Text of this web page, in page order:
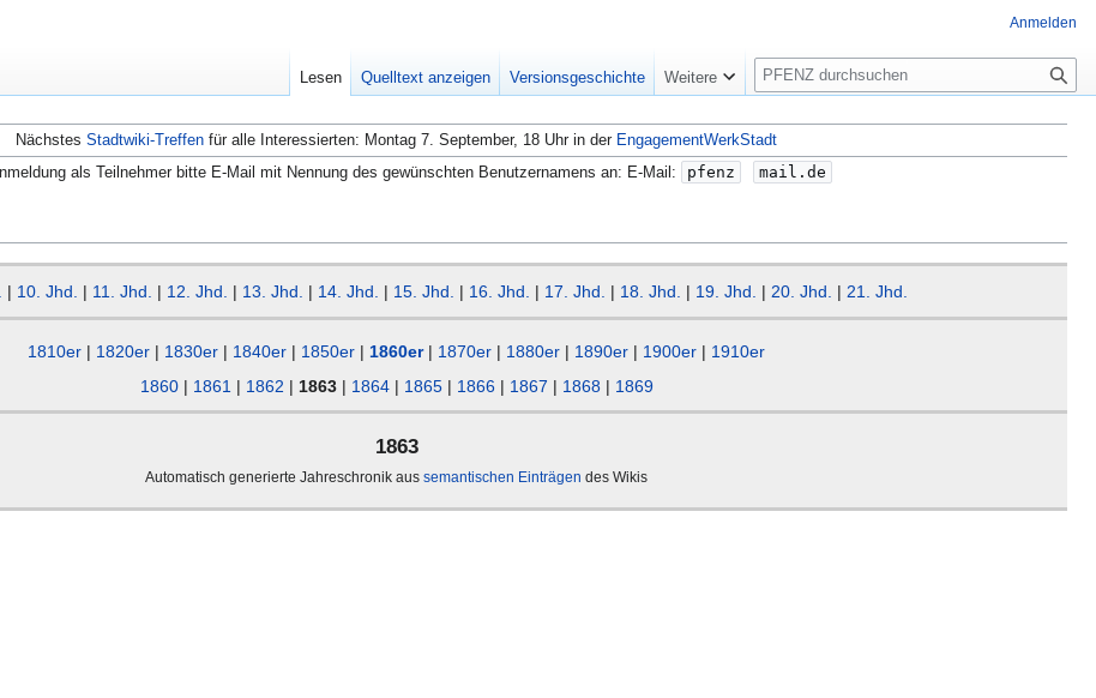
Nächstes Stadtwiki-Treffen für alle Interessierten: Montag 7. September, 18 Uhr in der EngagementWerkStadt
als Teilnehmer bitte E-Mail mit Nennung des gewünschten Benutzernamens an: E-Mail:
pfenz mail.de
| 10. Jhd. | 11. Jhd. | 12. Jhd. | 13. Jhd. | 14. Jhd. | 15. Jhd. | 16. Jhd. | 17. Jhd. | 18. Jhd. | 19. Jhd. | 20. Jhd. | 21. Jhd.
1810er | 1820er | 1830er | 1840er | 1850er | 1860er| 1870er | 1880er | 1890er | 1900er | 1910er
1860| 1861 | 1862 | 1863| 1864| 1865| 1866| 1867 | 1868| 1869
1863
Automatisch generierte Jahreschronik aus semantischen Einträgen des Wikis
Anmelden
Lesen Quelltext anzeigen Versionsgeschichte Weitere
S
u
c
h
e